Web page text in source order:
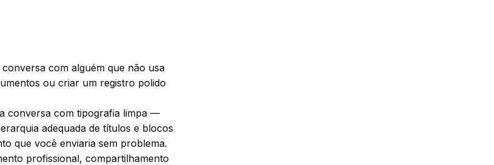
com alguém que não usa
ou criar um registro polido
conversa com tipografia limpa —
adequada de títulos e blocos
que você enviaria sem problema.
profissional, compartilhamento